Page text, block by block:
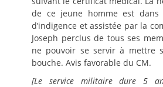
de ce jeune homme est
d’indigence et assistée par la
Joseph perclus de tous ses
ne pouvoir se servir à mettre
bouche. Avis favorable du CM.
[Le service militaire dure 5